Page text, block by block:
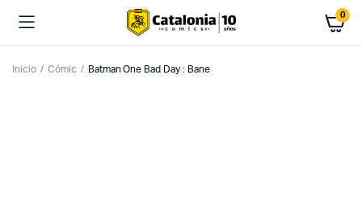
0
Inicio Cómic Batman One Bad Day : Bane